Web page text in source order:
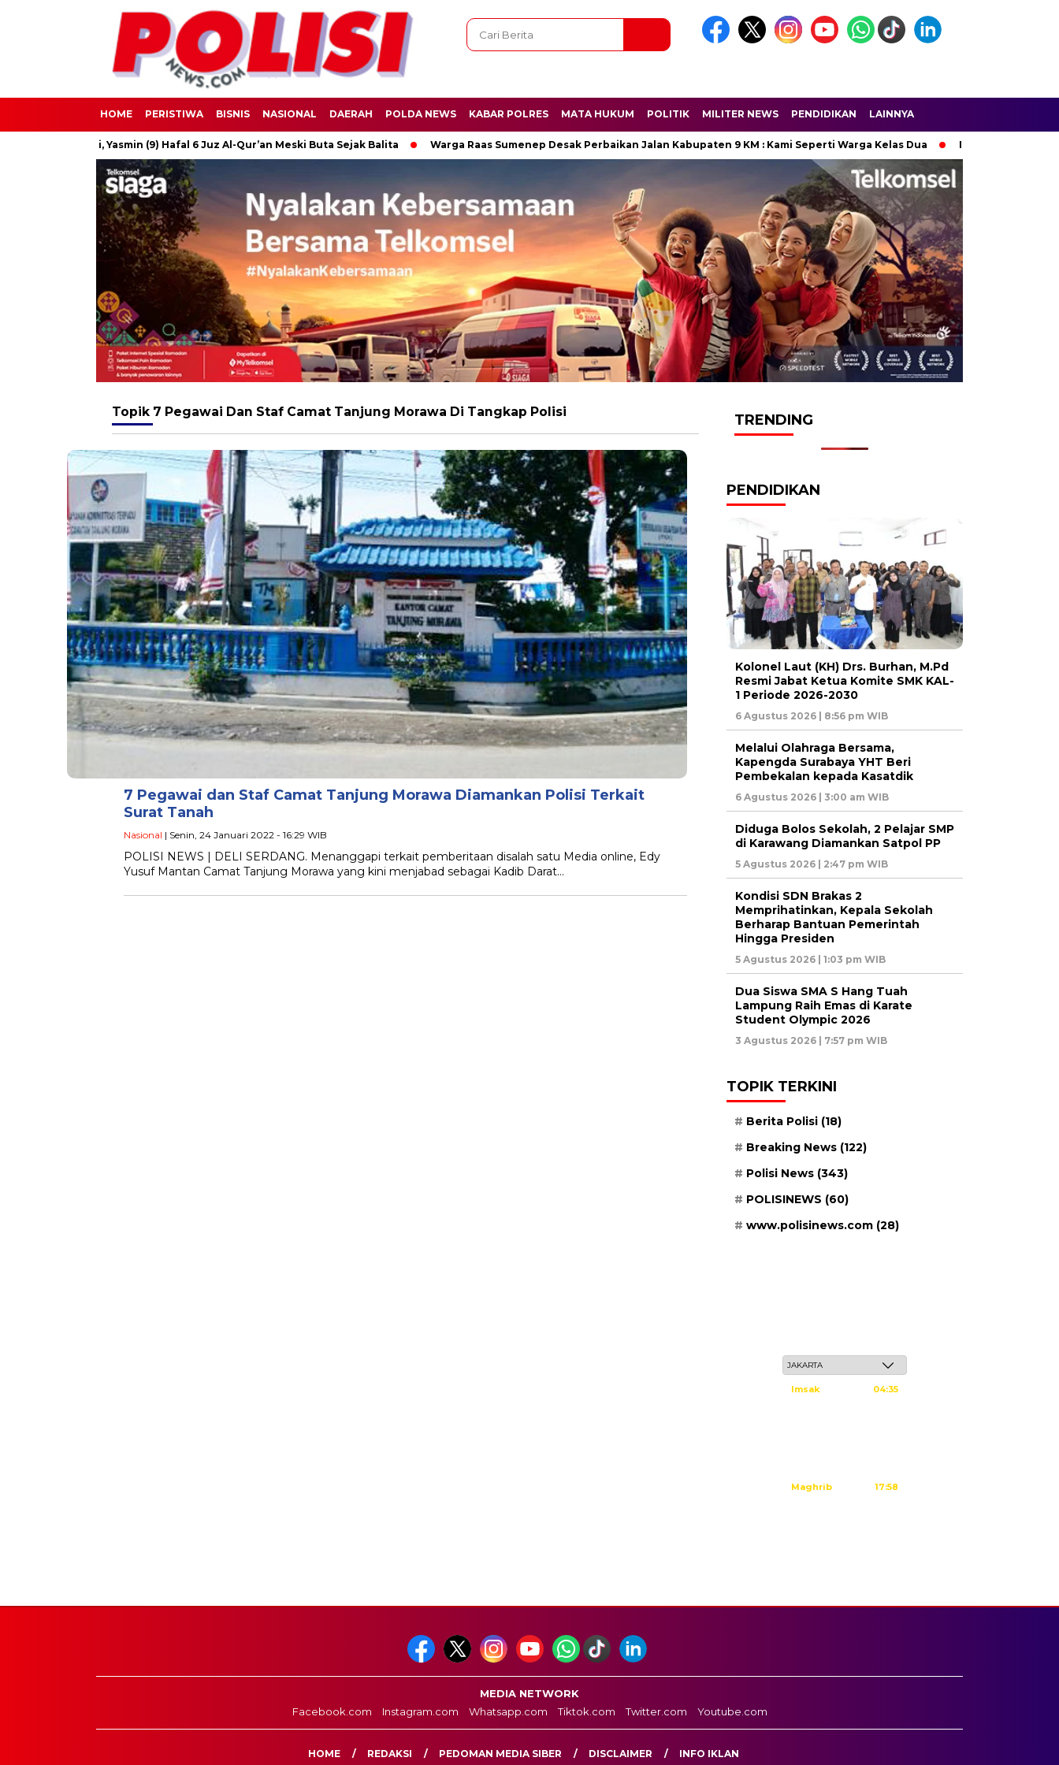
HOME PERISTIWA BISNIS NASIONAL DAERAH POLDA NEWS KABAR POLRES MATA HUKUM POLITIK MILITER NEWS PENDIDIKAN LAINNYA
Yasmin (9) Hafal 6 Juz Al-Qur’an Meski Buta Sejak Balita Warga Raas Sumenep Desak Perbaikan Jalan Kabupaten 9 KM : Kami Seperti Warga Kelas Dua Polres Majalengka
Topik 7 Pegawai Dan Staf Camat Tanjung Morawa Di Tangkap Polisi
7 Pegawai dan Staf Camat Tanjung Morawa Diamankan Polisi Terkait
Surat Tanah
Nasional | Senin, 24 Januari 2022 - 16:29 WIB
POLISI NEWS | DELI SERDANG. Menanggapi terkait pemberitaan disalah satu Media online, Edy
Yusuf Mantan Camat Tanjung Morawa yang kini menjabad sebagai Kadib Darat…
TRENDING
PENDIDIKAN
Kolonel Laut (KH) Drs. Burhan, M.Pd
Resmi Jabat Ketua Komite SMK KAL-
1 Periode 2026-2030
6 Agustus 2026 | 8:56 pm WIB
Melalui Olahraga Bersama,
Kapengda Surabaya YHT Beri
Pembekalan kepada Kasatdik
6 Agustus 2026 | 3:00 am WIB
Diduga Bolos Sekolah, 2 Pelajar SMP
di Karawang Diamankan Satpol PP
5 Agustus 2026 | 2:47 pm WIB
Kondisi SDN Brakas 2
Memprihatinkan, Kepala Sekolah
Berharap Bantuan Pemerintah
Hingga Presiden
5 Agustus 2026 | 1:03 pm WIB
Dua Siswa SMA S Hang Tuah
Lampung Raih Emas di Karate
Student Olympic 2026
3 Agustus 2026 | 7:57 pm WIB
TOPIK TERKINI
Berita Polisi (18)
Breaking News (122)
Polisi News (343)
POLISINEWS (60)
www.polisinews.com (28)
Imsak 04:35
Maghrib 17:58
MEDIA NETWORK
Facebook.com
Instagram.com Whatsapp.com Tiktok.com Twitter.com Youtube.com
HOME REDAKSI PEDOMAN MEDIA SIBER DISCLAIMER INFO IKLAN